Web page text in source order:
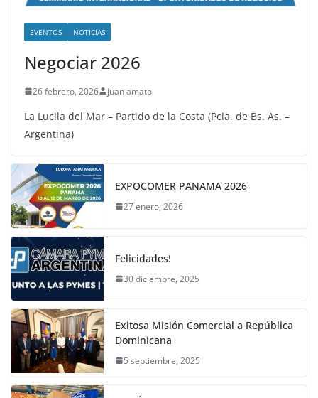
EVENTOS NOTICIAS
Negociar 2026
26 febrero, 2026 juan amato
La Lucila del Mar – Partido de la Costa (Pcia. de Bs. As. –
Argentina)
EXPOCOMER PANAMA 2026
27 enero, 2026
Felicidades!
30 diciembre, 2025
Exitosa Misión Comercial a República
Dominicana
5 septiembre, 2025